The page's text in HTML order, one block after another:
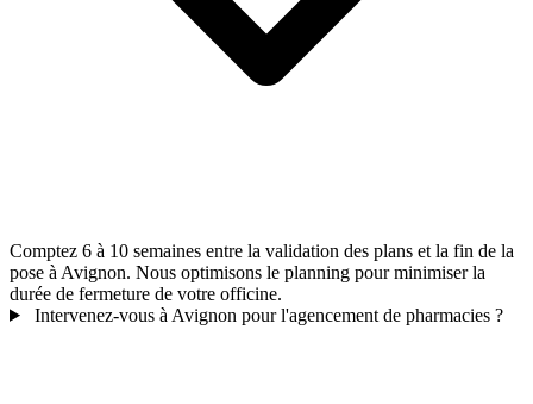
Comptez 6 à 10 semaines entre la validation des plans et la fin de la
pose à Avignon. Nous optimisons le planning pour minimiser la
durée de fermeture de votre officine.
Intervenez-vous à Avignon pour l'agencement de pharmacies ?